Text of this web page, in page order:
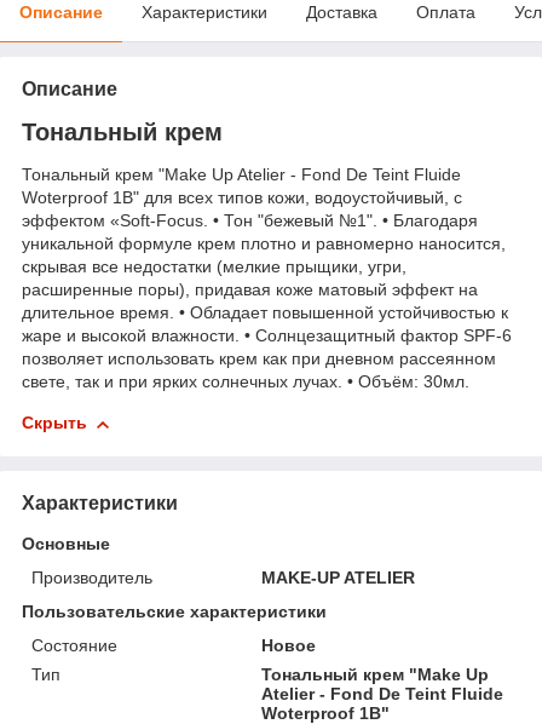
Описание Характеристики Доставка Оплата
Описание
Тональный крем
Тональный крем "Make Up Atelier - Fond De Teint Fluide
Woterproof 1B" для всех типов кожи, водоустойчивый, с
эффектом «Soft-Focus. • Тон "бежевый №1". • Благодаря
уникальной формуле крем плотно и равномерно наносится,
скрывая все недостатки (мелкие прыщики, угри,
расширенные поры), придавая коже матовый эффект на
длительное время. • Обладает повышенной устойчивостью к
жаре и высокой влажности. • Солнцезащитный фактор SPF-6
позволяет использовать крем как при дневном рассеянном
свете, так и при ярких солнечных лучах. • Объём: 30мл.
Скрыть
Характеристики
Основные
Производитель
MAKE-UP ATELIER
Пользовательские характеристики
Состояние
Новое
Тип
Тональный крем "Make Up
Atelier - Fond De Teint Fluide
Woterproof 1B"